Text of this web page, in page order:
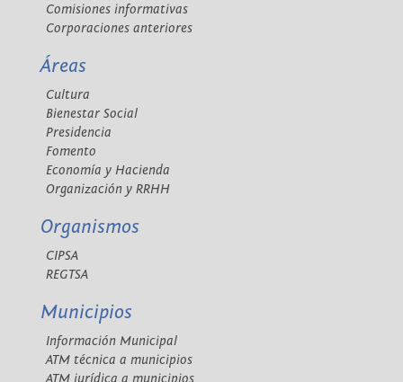
Comisiones informativas
Corporaciones anteriores
Áreas
Cultura
Bienestar Social
Presidencia
Fomento
Economía y Hacienda
Organización y RRHH
Organismos
CIPSA
REGTSA
Municipios
Información Municipal
ATM técnica a municipios
ATM jurídica a municipios